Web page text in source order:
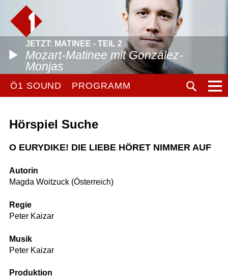
JETZT: MATINEE - TEIL 2
Mozart-Matinee mit González-
Monjas
Ö1 SOUND PROGRAMM
Hörspiel Suche
O EURYDIKE! DIE LIEBE HÖRET NIMMER AUF
Autorin
Magda Woitzuck (Österreich)
Regie
Peter Kaizar
Musik
Peter Kaizar
Produktion